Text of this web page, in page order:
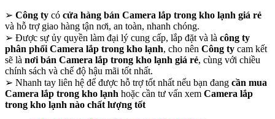
➢ Công ty có cửa hàng bán Camera lắp trong kho lạnh giá rẻ
và hỗ trợ giao hàng tận nơi, an toàn, nhanh chóng.
➢ Được sự ủy quyền làm đại lý cung cấp, lắp đặt và là công ty
phân phối Camera lắp trong kho lạnh, cho nên Công ty cam kết
sẽ là nơi bán Camera lắp trong kho lạnh giá rẻ, cùng với chiều
chính sách và chế độ hậu mãi tốt nhất.
➢ Nhanh tay liên hệ để được hỗ trợ tốt nhất nếu bạn đang cần mua
Camera lắp trong kho lạnh hoặc cần tư vấn xem Camera lắp
trong kho lạnh nào chất lượng tốt